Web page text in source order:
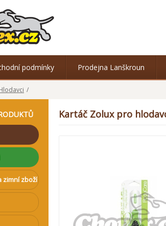
podmínky Prodejna Lanškroun
/
zimní zboží
Kartáč Zolux pro